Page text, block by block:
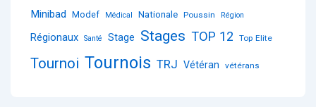
Minibad Modef Médical Nationale Poussin Région
Régionaux Santé Stage Stages TOP 12 Top Elite
Tournoi Tournois TRJ Vétéran vétérans